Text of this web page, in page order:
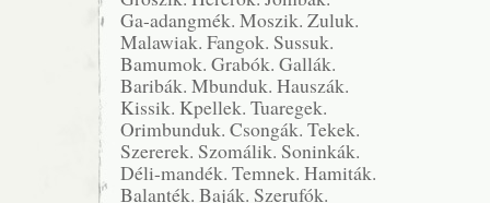
Ga-adangmék. Moszik. Zuluk.
Malawiak. Fangok. Sussuk.
Bamumok. Grabók. Gallák.
Baribák. Mbunduk. Hauszák.
Kissik. Kpellek. Tuaregek.
Orimbunduk. Csongák. Tekek.
Szererek. Szomálik. Soninkák.
Déli-mandék. Temnek. Hamiták.
Balanték. Baják. Szerufók.